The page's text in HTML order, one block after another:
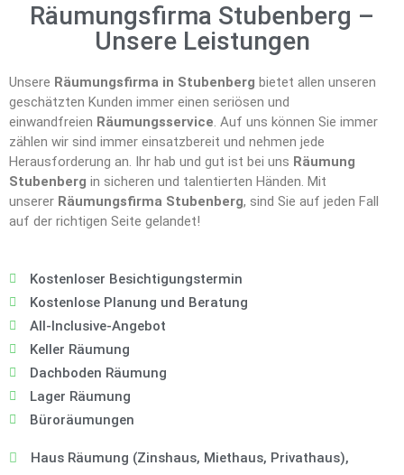
Räumungsfirma Stubenberg –
Unsere Leistungen
Unsere Räumungsfirma in Stubenberg bietet allen unseren
geschätzten Kunden immer einen seriösen und
einwandfreien Räumungsservice. Auf uns können Sie immer
zählen wir sind immer einsatzbereit und nehmen jede
Herausforderung an. Ihr hab und gut ist bei uns Räumung
Stubenberg in sicheren und talentierten Händen. Mit
unserer Räumungsfirma Stubenberg, sind Sie auf jeden Fall
auf der richtigen Seite gelandet!
Kostenloser Besichtigungstermin
Kostenlose Planung und Beratung
All-Inclusive-Angebot
Keller Räumung
Dachboden Räumung
Lager Räumung
Büroräumungen
Haus Räumung (Zinshaus, Miethaus, Privathaus),